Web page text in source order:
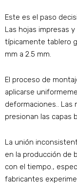
Este es el paso
Las hojas impresas
típicamente tablero
mm a 2.5 mm.
El proceso de
aplicarse
deformaciones.. Las
presionan las capas
La unión
en la producción de
con el tiempo.,
fabricantes